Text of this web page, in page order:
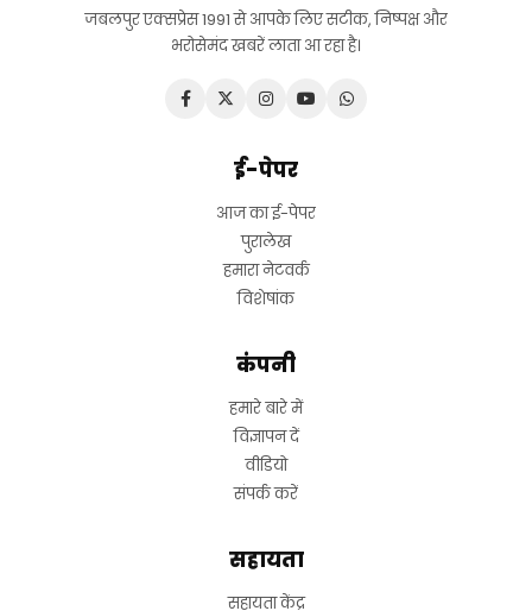
जबलपुर एक्सप्रेस 1991 से आपके लिए सटीक, निष्पक्ष और
भरोसेमंद खबरें लाता आ रहा है।
ई-पेपर
आज का ई-पेपर
पुरालेख
हमारा नेटवर्क
विशेषांक
कंपनी
हमारे बारे में
विज्ञापन दें
वीडियो
संपर्क करें
सहायता
सहायता केंद्र